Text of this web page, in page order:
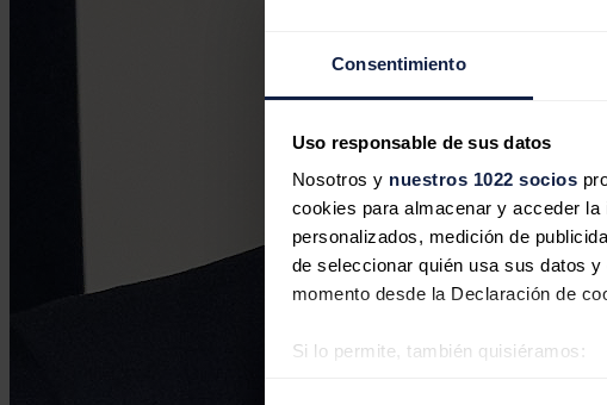
Consentimiento
Uso responsable de sus datos
Nosotros y nuestros 1022 socios
cookies para almacenar y acceder
personalizados, medición de
de seleccionar quién usa sus datos
momento desde la Declaración de
Si lo permite, también quisiéramos: